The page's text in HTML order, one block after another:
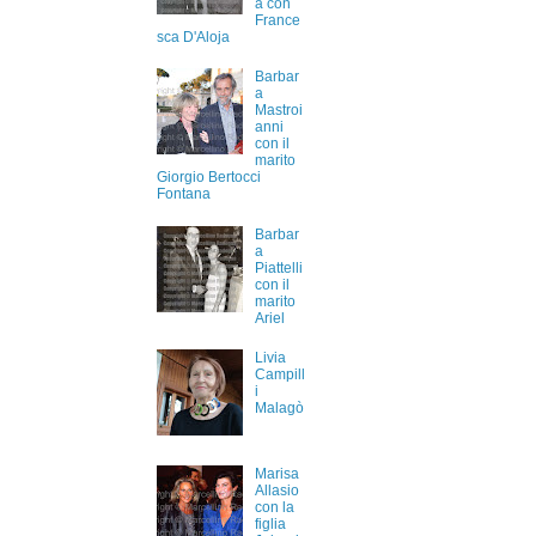
a con
France
sca D'Aloja
Barbar
a
Mastroi
anni
con il
marito
Giorgio Bertocci
Fontana
Barbar
a
Piattelli
con il
marito
Ariel
Livia
Campill
i
Malagò
Marisa
Allasio
con la
figlia